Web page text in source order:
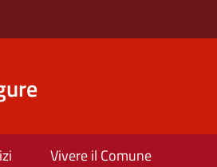
Vivere il Comune